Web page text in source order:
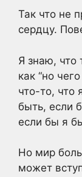
Так что не
сердцу.
Я знаю, что
как “но
что-то, что
быть, если
если бы я
Но мир
может